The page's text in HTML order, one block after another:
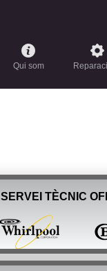
Qui som
SERVEI TÈCNIC